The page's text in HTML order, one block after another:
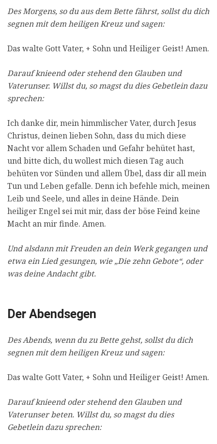
Des Morgens, so du aus dem Bette fährst, sollst du dich
segnen mit dem heiligen Kreuz und sagen:
Das walte Gott Vater, + Sohn und Heiliger Geist! Amen.
Darauf knieend oder stehend den Glauben und
Vaterunser. Willst du, so magst du dies Gebetlein dazu
sprechen:
Ich danke dir, mein himmlischer Vater, durch Jesus
Christus, deinen lieben Sohn, dass du mich diese
Nacht vor allem Schaden und Gefahr behütet hast,
und bitte dich, du wollest mich diesen Tag auch
behüten vor Sünden und allem Übel, dass dir all mein
Tun und Leben gefalle. Denn ich befehle mich, meinen
Leib und Seele, und alles in deine Hände. Dein
heiliger Engel sei mit mir, dass der böse Feind keine
Macht an mir finde. Amen.
Und alsdann mit Freuden an dein Werk gegangen und
etwa ein Lied gesungen, wie „Die zehn Gebote“, oder
was deine Andacht gibt.
Der Abendsegen
Des Abends, wenn du zu Bette gehst, sollst du dich
segnen mit dem heiligen Kreuz und sagen:
Das walte Gott Vater, + Sohn und Heiliger Geist! Amen.
Darauf knieend oder stehend den Glauben und
Vaterunser beten. Willst du, so magst du dies
Gebetlein dazu sprechen: